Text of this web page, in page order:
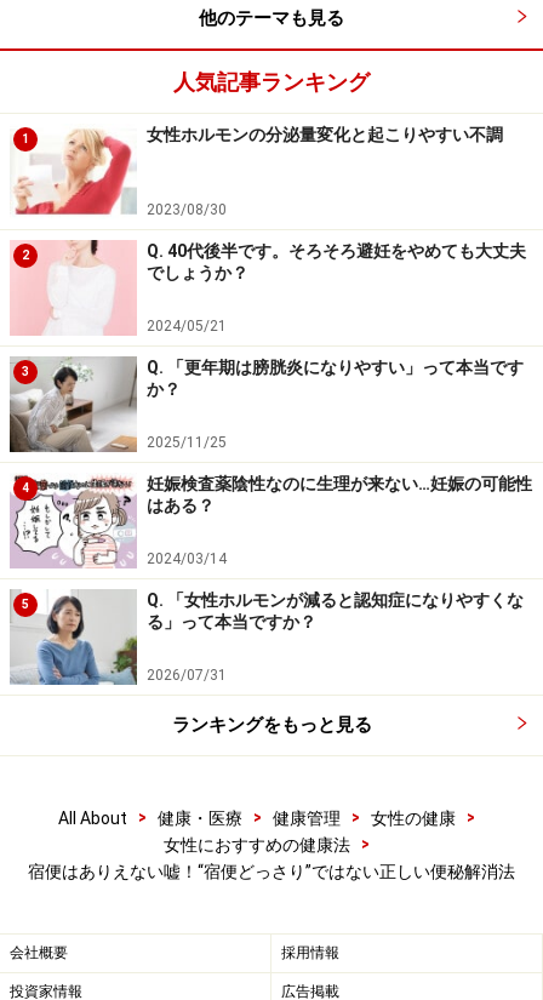
足）、水分摂取量が少ない（便が硬くなる）、旅行、食
事内容などでも便秘は起こります。
「宿便」は嘘！ 宿便がありえないといえる
理由
よく「宿便を出す」という話を聞きますよね。「宿便」
は一般的な辞書では「便秘のため、長い間腸の中にたま
っていた大便」（引用：大辞林）と定義されています
が、おそらく医学用語ではないと思います。そして、た
だ単に「便秘のため腸にたまっている便」という意味で
は「宿便」は存在するといえるかもしれません。
しかし、現在一般的にいわれる「宿便」という言葉は、
多分「水道管の壁にこびりついたヘドロのようなもの」
というイメージで使われているのではないかと思いま
す。まれに「腸にはひだがあるのでその中に便が残って
しまう」といった説明を見かけますが、これは医学的に
は嘘といわざるを得ません。
ているからです。ですから同じところがずっと谷という
も、腸の壁の細胞は数日で生まれ変わって、古いものは
はがれて便として排出されます。ちなみに日本人の便は
7～8割が水分、残りの1～2割くらいが腸内細菌の死骸、
という構成なのです。
他のテーマも見る
人気記事ランキング
1 女性ホルモンの分泌量変化と起こりやすい不調
2023/08/30
2
Q. 40代後半です。そろそろ避妊をやめても大丈夫
でしょうか？
2024/05/21
3
Q. 「更年期は膀胱炎になりやすい」って本当です
か？
2025/11/25
4
妊娠検査薬陰性なのに生理が来ない…妊娠の可能性
はある？
2024/03/14
5
Q. 「女性ホルモンが減ると認知症になりやすくな
る」って本当ですか？
2026/07/31
ランキングをもっと見る
All About > 健康・医療 > 健康管理 > 女性の健康
>
女性におすすめの健康法
>
宿便はありえない嘘！“宿便どっさり”ではない正しい便秘解消法
会社概要 採用情報
投資家情報 広告掲載